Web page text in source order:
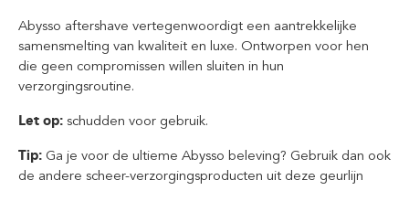
Abysso aftershave vertegenwoordigt een aantrekkelijke
samensmelting van kwaliteit en luxe. Ontworpen voor hen
die geen compromissen willen sluiten in hun
verzorgingsroutine.
Let op: schudden voor gebruik.
Tip: Ga je voor de ultieme Abysso beleving? Gebruik dan ook
de andere scheer-verzorgingsproducten uit deze geurlijn